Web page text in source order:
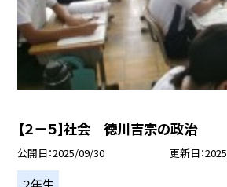
【２－５】社会 徳川吉宗の政治
公開日 2025/09/30 更新日